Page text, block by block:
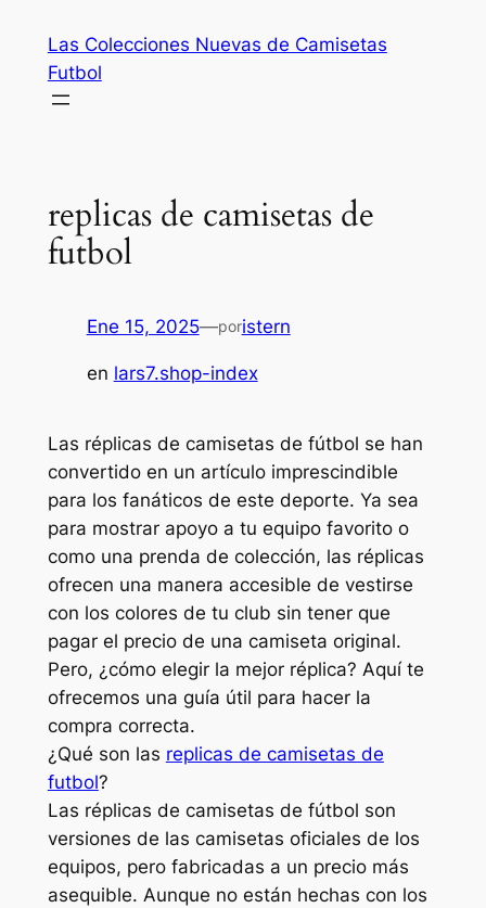
contenido
Las Colecciones Nuevas de Camisetas
Futbol
replicas de camisetas de
futbol
Ene 15, 2025—poristern
en lars7.shop-index
Las réplicas de camisetas de fútbol se han
convertido en un artículo imprescindible
para los fanáticos de este deporte. Ya sea
para mostrar apoyo a tu equipo favorito o
como una prenda de colección, las réplicas
ofrecen una manera accesible de vestirse
con los colores de tu club sin tener que
pagar el precio de una camiseta original.
Pero, ¿cómo elegir la mejor réplica? Aquí te
ofrecemos una guía útil para hacer la
compra correcta.
¿Qué son las replicas de camisetas de
futbol?
Las réplicas de camisetas de fútbol son
versiones de las camisetas oficiales de los
equipos, pero fabricadas a un precio más
asequible. Aunque no están hechas con los